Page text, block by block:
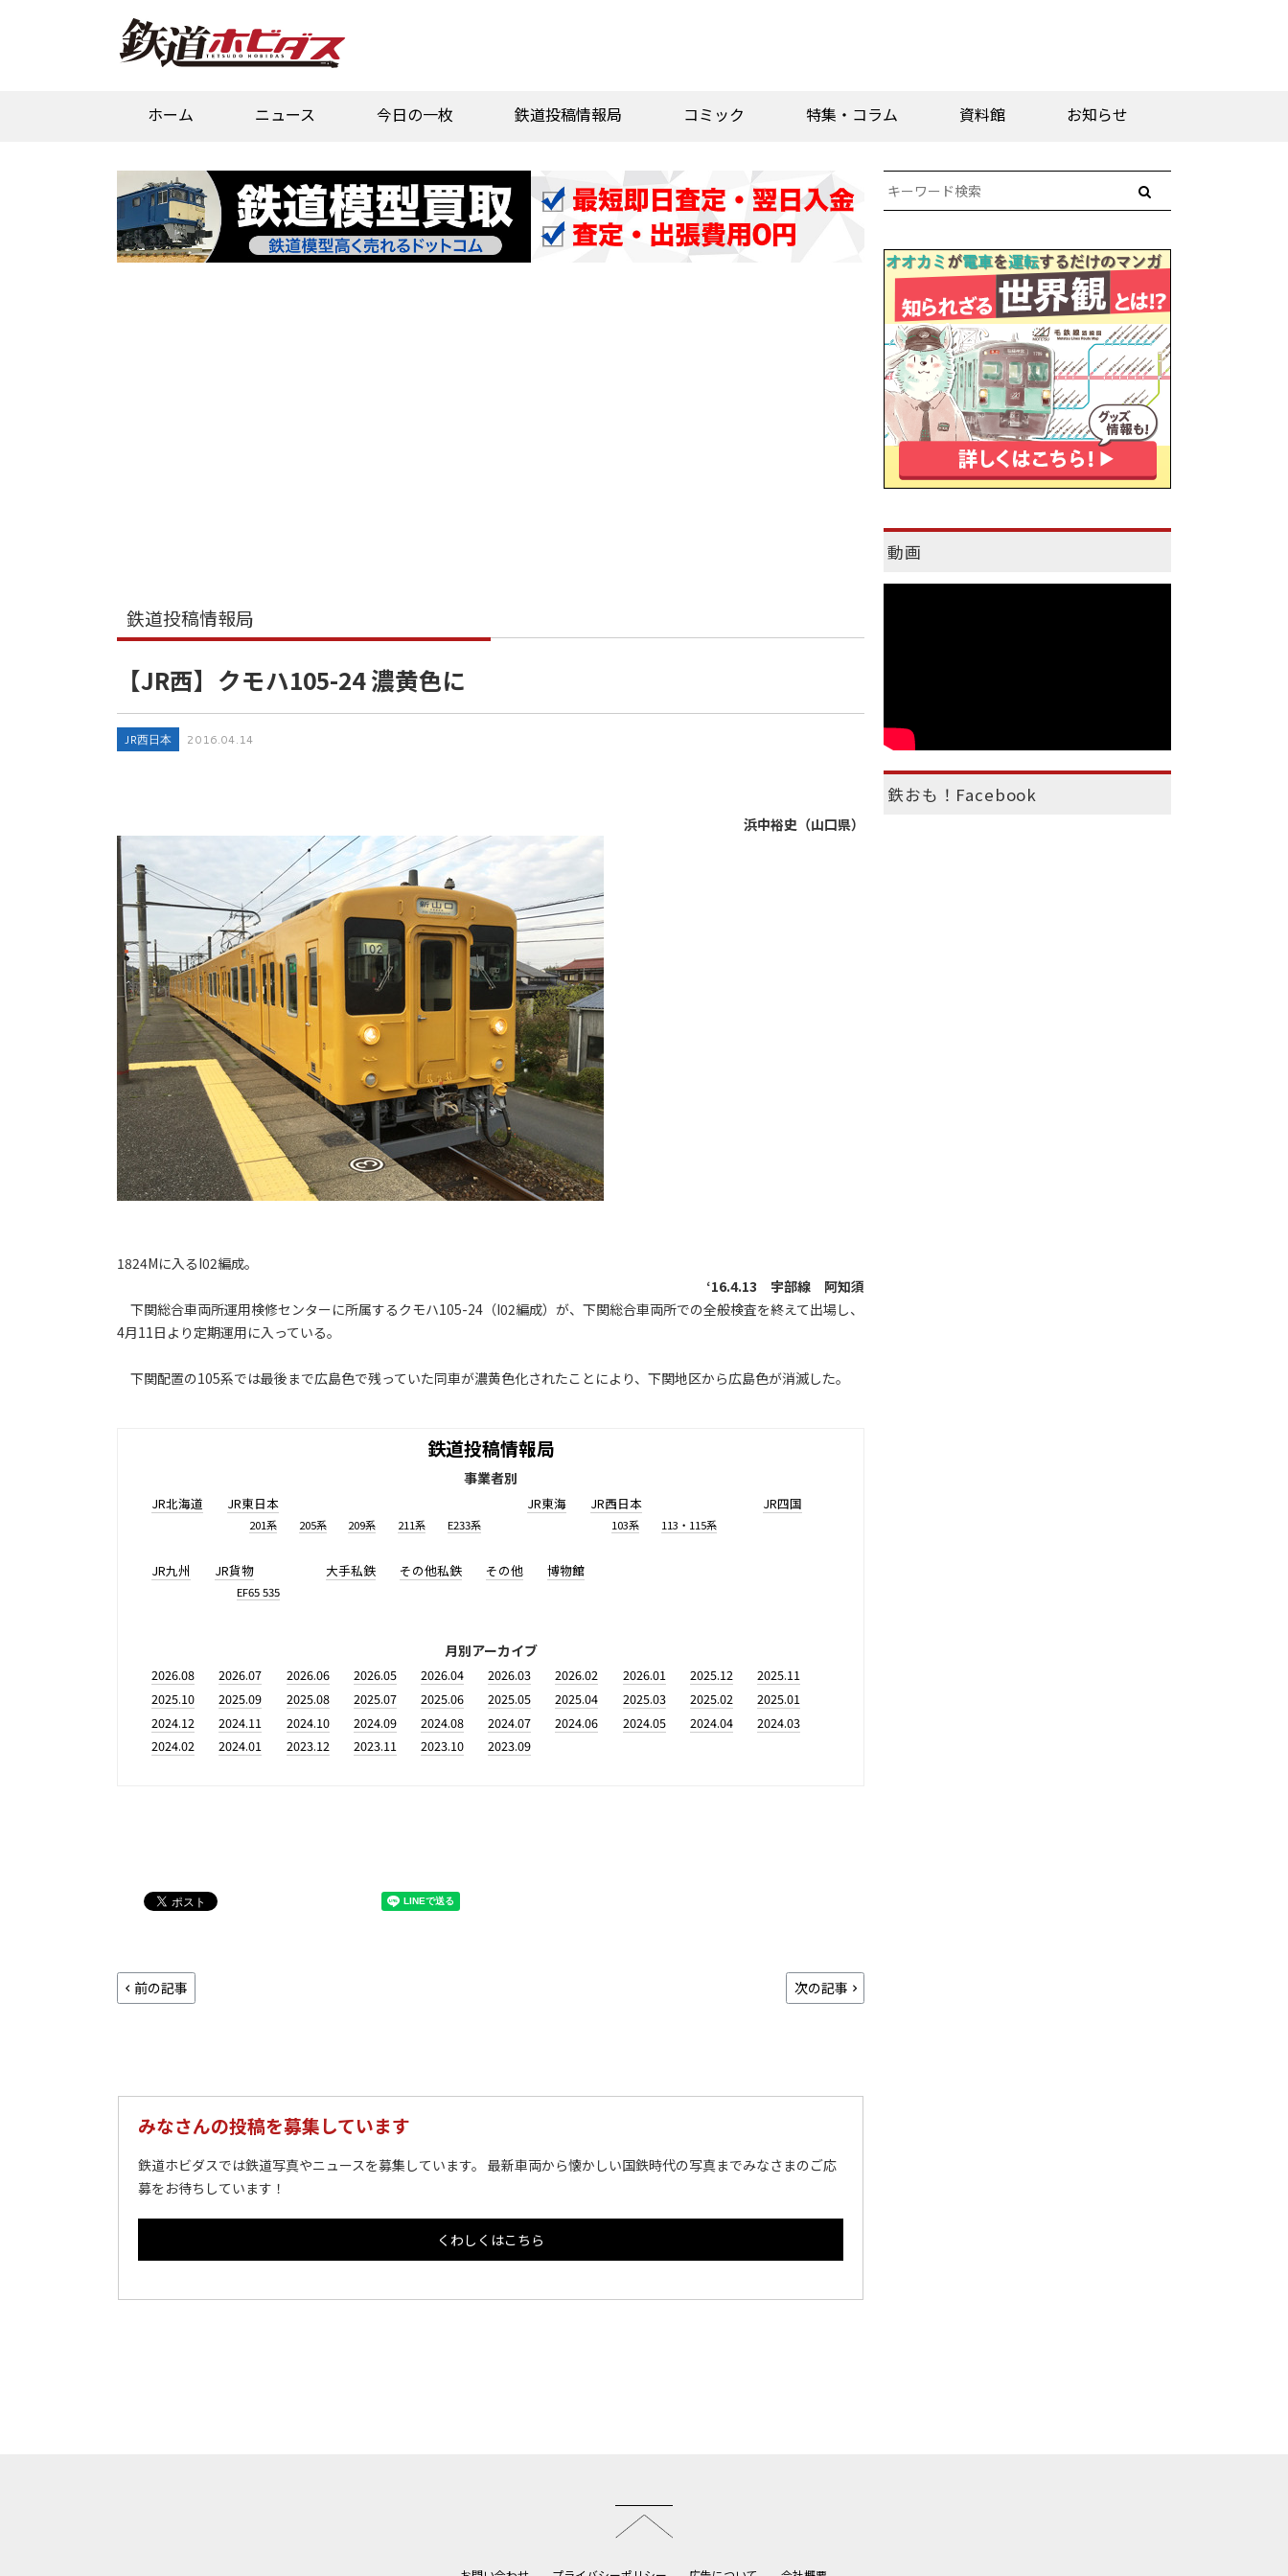
ホーム ニュース 今日の一枚 鉄道投稿情報局 コミック 特集・コラム 資料館 お知らせ
鉄道投稿情報局
【JR西】クモハ105-24 濃黄色に
JR西日本 2016.04.14
浜中裕史（山口県）
1824Mに入るI02編成。
‘16.4.13 宇部線 阿知須
下関総合車両所運用検修センターに所属するクモハ105-24（I02編成）が、下関総合車両所での全般検査を終えて出場し、
4月11日より定期運用に入っている。
下関配置の105系では最後まで広島色で残っていた同車が濃黄色化されたことにより、下関地区から広島色が消滅した。
鉄道投稿情報局
事業者別
JR北海道 JR東日本
201系 205系 209系 211系 E233系
JR東海 JR西日本
103系 113・115系
JR四国
JR九州 JR貨物
EF65 535
大手私鉄 その他私鉄 その他 博物館
月別アーカイブ
2026.08 2026.07 2026.06 2026.05 2026.04 2026.03 2026.02 2026.01 2025.12
2025.11
2025.10
2025.09 2025.08 2025.07 2025.06 2025.05 2025.04 2025.03 2025.02
2025.01
2024.12
2024.11 2024.10 2024.09 2024.08 2024.07 2024.06 2024.05 2024.04
2024.03
2024.02
2024.01 2023.12 2023.11 2023.10 2023.09
前の記事 次の記事
みなさんの投稿を募集しています
鉄道ホビダスでは鉄道写真やニュースを募集しています。 最新車両から懐かしい国鉄時代の写真までみなさまのご応
募をお待ちしています！
くわしくはこちら
動画
鉄おも！Facebook